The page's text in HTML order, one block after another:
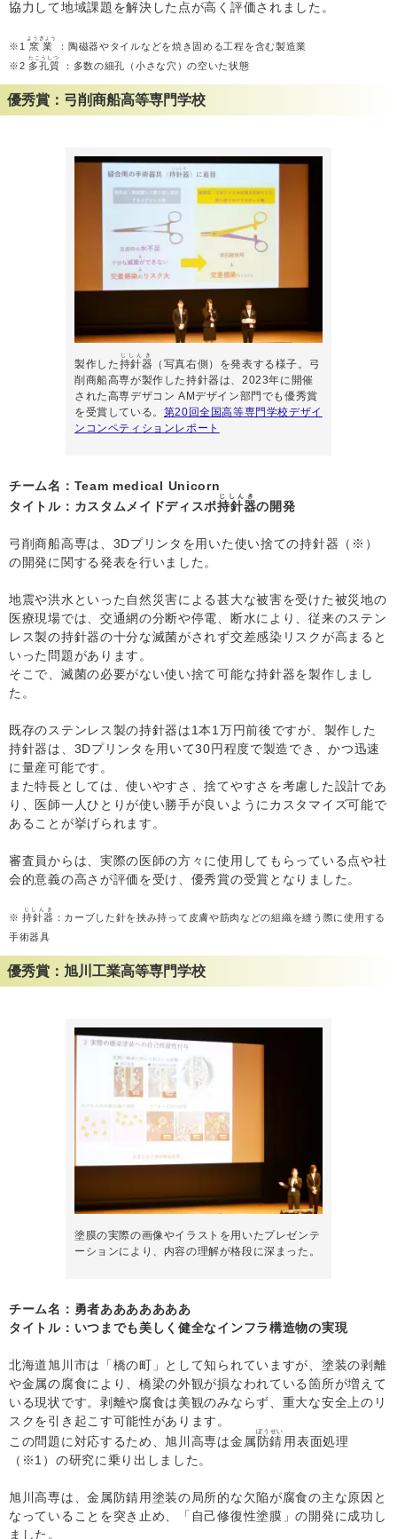
協力して地域課題を解決した点が高く評価されました。
※1 窯業
ようぎょう
：陶磁器やタイルなどを焼き固める工程を含む製造業
※2 多孔質
たこうしつ
：多数の細孔（小さな穴）の空いた状態
優秀賞：弓削商船高等専門学校
製作した持針器
じしんき
（写真右側）を発表する様子。弓
削商船高専が製作した持針器は、2023年に開催
された高専デザコン AMデザイン部門でも優秀賞
を受賞している。 第20回全国高等専門学校デザイ
ンコンペティションレポート
チーム名：Team medical Unicorn
タイトル：カスタムメイドディスポ持針器
じしんき
の開発
弓削商船高専は、3Dプリンタを用いた使い捨ての持針器（※）
の開発に関する発表を行いました。
地震や洪水といった自然災害による甚大な被害を受けた被災地の
医療現場では、交通網の分断や停電、断水により、従来のステン
レス製の持針器の十分な滅菌がされず交差感染リスクが高まると
いった問題があります。
そこで、滅菌の必要がない使い捨て可能な持針器を製作しまし
た。
既存のステンレス製の持針器は1本1万円前後ですが、製作した
持針器は、3Dプリンタを用いて30円程度で製造でき、かつ迅速
に量産可能です。
また特長としては、使いやすさ、捨てやすさを考慮した設計であ
り、医師一人ひとりが使い勝手が良いようにカスタマイズ可能で
あることが挙げられます。
審査員からは、実際の医師の方々に使用してもらっている点や社
会的意義の高さが評価を受け、優秀賞の受賞となりました。
※持針器
じしんき
：カーブした針を挟み持って皮膚や筋肉などの組織を縫う際に使用する
手術器具
優秀賞：旭川工業高等専門学校
塗膜の実際の画像やイラストを用いたプレゼンテ
ーションにより、内容の理解が格段に深まった。
チーム名：勇者あああああああ
タイトル：いつまでも美しく健全なインフラ構造物の実現
北海道旭川市は「橋の町」として知られていますが、塗装の剥離
や金属の腐食により、橋梁の外観が損なわれている箇所が増えて
いる現状です。剥離や腐食は美観のみならず、重大な安全上のリ
スクを引き起こす可能性があります。
この問題に対応するため、旭川高専は金属防錆
ぼうせい
用表面処理
（※1）の研究に乗り出しました。
旭川高専は、金属防錆用塗装の局所的な欠陥が腐食の主な原因と
なっていることを突き止め、「自己修復性塗膜」の開発に成功し
ました。